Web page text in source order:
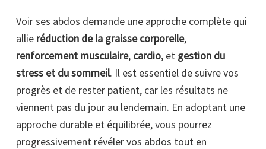
Voir ses abdos demande une approche complète qui
allie réduction de la graisse corporelle,
renforcement musculaire, cardio, et gestion du
stress et du sommeil. Il est essentiel de suivre vos
progrès et de rester patient, car les résultats ne
viennent pas du jour au lendemain. En adoptant une
approche durable et équilibrée, vous pourrez
progressivement révéler vos abdos tout en